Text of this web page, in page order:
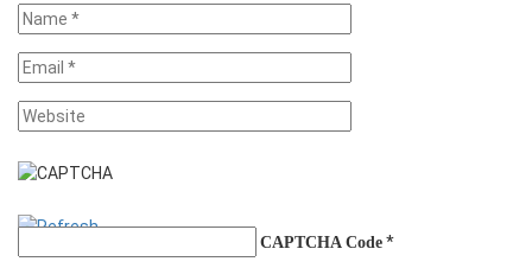
CAPTCHA Code *